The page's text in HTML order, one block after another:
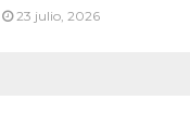
23 julio, 2026